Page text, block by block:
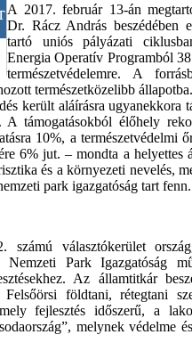
A 2017. február 13-án
Dr. Rácz András beszédében
tartó uniós pályázati
Energia Operatív Programból
természetvédelemre. A
természetközelibb
került aláírásra ugyanekkora
A támogatásokból élőhely
10%, a természetvédelmi
6% jut. – mondta a helyettes
és a környezeti nevelés,
park igazgatóság tart fenn.
választókerület
Park Igazgatóság
Az államtitkár
földtani, rétegtani
fejlesztés időszerű, a
melynek védelme